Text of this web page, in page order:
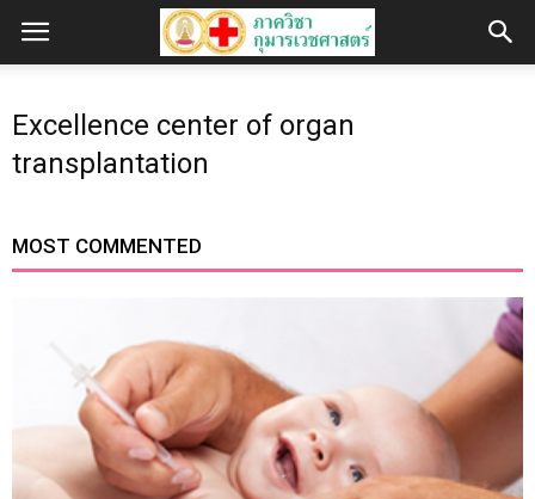
Excellence center of organ
transplantation
MOST COMMENTED